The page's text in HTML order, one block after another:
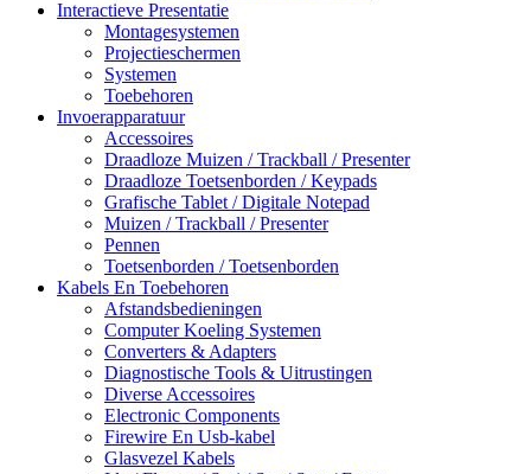
Interactieve Presentatie
Montagesystemen
Projectieschermen
Systemen
Toebehoren
Invoerapparatuur
Accessoires
Draadloze Muizen / Trackball / Presenter
Draadloze Toetsenborden / Keypads
Grafische Tablet / Digitale Notepad
Muizen / Trackball / Presenter
Pennen
Toetsenborden / Toetsenborden
Kabels En Toebehoren
Afstandsbedieningen
Computer Koeling Systemen
Converters & Adapters
Diagnostische Tools & Uitrustingen
Diverse Accessoires
Electronic Components
Firewire En Usb-kabel
Glasvezel Kabels